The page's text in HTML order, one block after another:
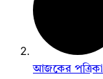
আজকের পত্রিকা